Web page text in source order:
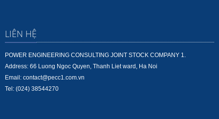
LIÊN HỆ
POWER ENGINEERING CONSULTING JOINT STOCK COMPANY 1.
Address: 66 Luong Ngoc Quyen, Thanh Liet ward, Ha Noi
Email: contact@pecc1.com.vn
Tel: (024) 38544270